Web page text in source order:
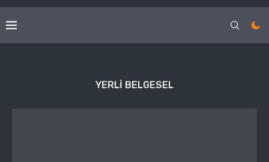
YERLI BELGESEL